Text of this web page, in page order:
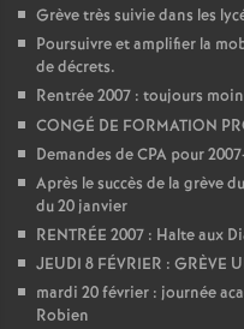
Grève très suivie dans les
Poursuivre et amplifier la
de décrets.
Rentrée 2007 : toujours
CONGÉ DE FORMATION
Demandes de CPA pour
Après le succès de la grève
du 20 janvier
RENTRÉE 2007 : Halte aux
JEUDI 8 FÉVRIER : GRÈVE
mardi 20 février : journée
Robien